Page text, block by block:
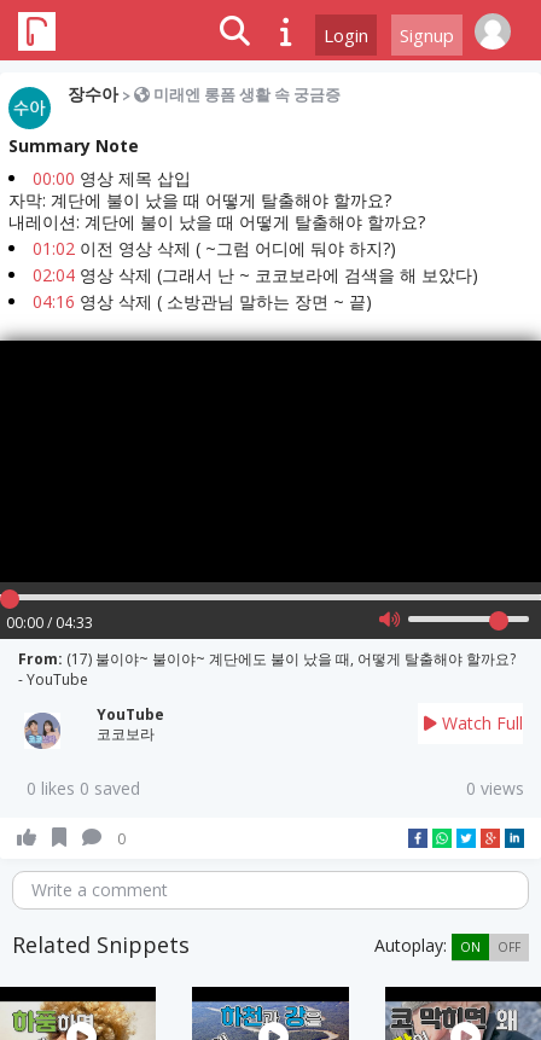
Login Signup
장수아 > 미래엔 롱폼 생활 속 궁금증
Summary Note
00:00 영상 제목 삽입
자막: 계단에 불이 났을 때 어떻게 탈출해야 할까요?
내레이션: 계단에 불이 났을 때 어떻게 탈출해야 할까요?
01:02 이전 영상 삭제 ( ~그럼 어디에 둬야 하지?)
02:04 영상 삭제 (그래서 난 ~ 코코보라에 검색을 해 보았다)
04:16 영상 삭제 ( 소방관님 말하는 장면 ~ 끝)
00:00 / 04:33
From: (17) 불이야~ 불이야~ 계단에도 불이 났을 때, 어떻게 탈출해야 할까요?
- YouTube
YouTube
코코보라
Watch Full
0 likes 0 saved 0 views
0
Write a comment
Related Snippets Autoplay: ON OFF